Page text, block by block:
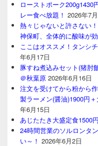
ローストポーク200g1430
レー食べ放題！ 2026年7
熱々じゃないと許さない
神保町、全体的に酸味が効
ここはオススメ！タンシ
年6月17日
豚すね煮込みセット(猪肘
＠秋葉原 2026年6月16日
注文を受けてから粉から
製ラーメン(醤油)1900円
年6月15日
あじたたき大盛定食1500
24時間営業のソルロンタ
い～！ 2026年6月2日